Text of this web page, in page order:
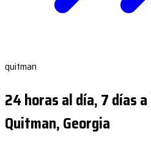
quitman
24 horas al día, 7 días
Quitman, Georgia